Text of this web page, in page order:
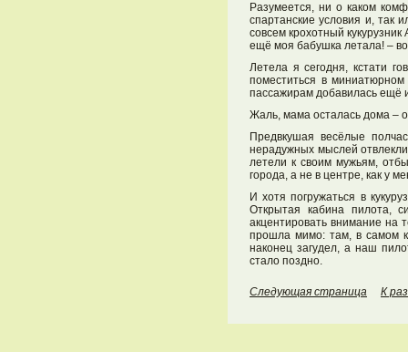
Разумеется, ни о каком
спартанские условия и, так
совсем крохотный
ещё моя бабушка летала! –
Летела я сегодня, кстати
поместиться в
пассажирам добавилась ещё
Жаль, мама осталась дома –
Предвкушая весёлые
нерадужных мыслей
летели к своим мужьям,
города, а не в центре, как у
И хотя погружаться в
Открытая кабина пилота,
акцентировать внимание на
прошла мимо: там, в самом
наконец загудел, а наш
стало поздно.
Следующая страница К